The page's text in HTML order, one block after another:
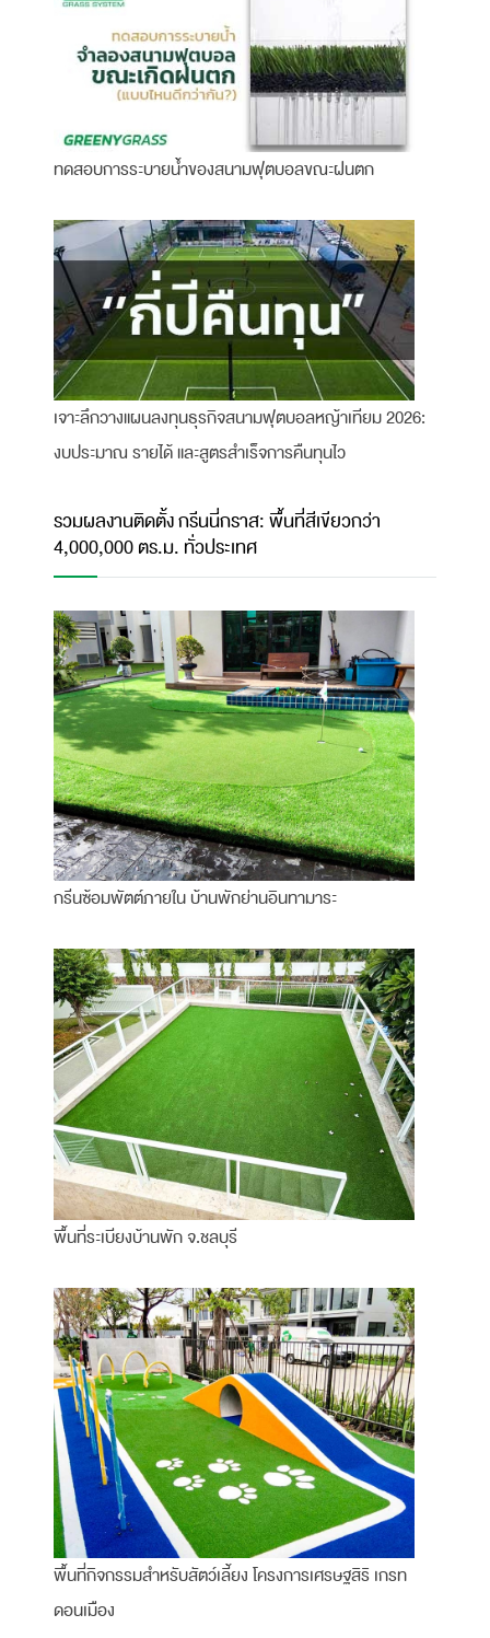
ทดสอบการระบายน้ำของสนามฟุตบอลขณะฝนตก
เจาะลึกวางแผนลงทุนธุรกิจสนามฟุตบอลหญ้าเทียม 2026:
งบประมาณ รายได้ และสูตรสำเร็จการคืนทุนไว
รวมผลงานติดตั้ง กรีนนี่กราส: พื้นที่สีเขียวกว่า
4,000,000 ตร.ม. ทั่วประเทศ
กรีนซ้อมพัตต์ภายใน บ้านพักย่านอินทามาระ
พื้นที่ระเบียงบ้านพัก จ.ชลบุรี
พื้นที่กิจกรรมสำหรับสัตว์เลี้ยง โครงการเศรษฐสิริ เกรท
ดอนเมือง